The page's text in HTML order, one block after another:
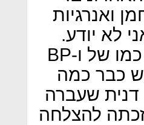
ואנרגיות
לא יודע.
המושבעים עוד לא הכריעו. יש חברות אירופיות כמו של ו-BP
כבר כמה
דנית שעברה
להצלחה